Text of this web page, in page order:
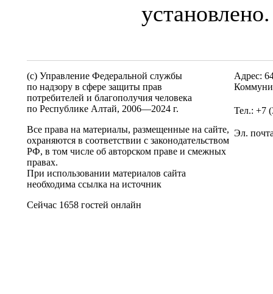
установлено.
(c) Управление Федеральной службы
по надзору в сфере защиты прав
потребителей и благополучия человека
по Республике Алтай, 2006—2024 г.
Все права на материалы, размещенные на сайте,
охраняются в соответствии с законодательством
РФ, в том числе об авторском праве и смежных
правах.
При использовании материалов сайта
необходима ссылка на источник
Сейчас 1658 гостей онлайн
Адрес:
Тел.: +7
Эл.